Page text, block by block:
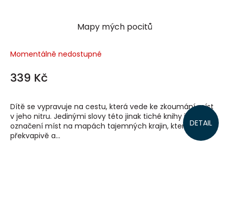
Mapy mých pocitů
Momentálně nedostupné
339 Kč
DETAIL
Dítě se vypravuje na cestu, která vede ke zkoumání míst
v jeho nitru. Jedinými slovy této jinak tiché knihy jsou
označení míst na mapách tajemných krajin, které
překvapivě a...